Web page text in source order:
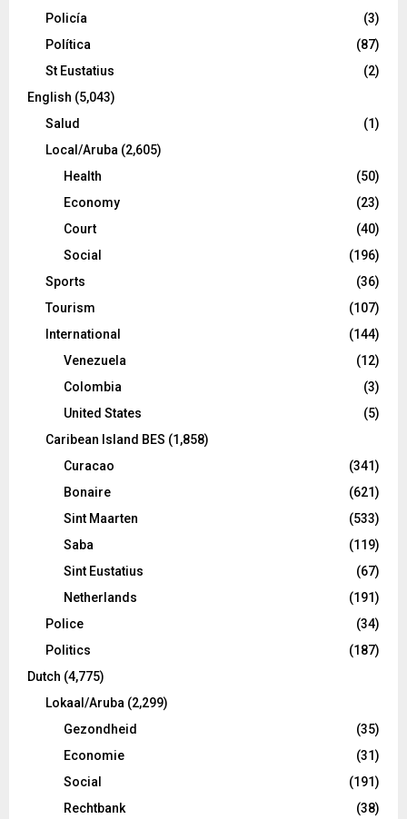
Policía
(3)
Política
(87)
St Eustatius
(2)
English (5,043)
Salud
(1)
Local/Aruba (2,605)
Health
(50)
Economy
(23)
Court
(40)
Social
(196)
Sports
(36)
Tourism
(107)
International
(144)
Venezuela
(12)
Colombia
(3)
United States
(5)
Caribean Island BES (1,858)
Curacao
(341)
Bonaire
(621)
Sint Maarten
(533)
Saba
(119)
Sint Eustatius
(67)
Netherlands
(191)
Police
(34)
Politics
(187)
Dutch (4,775)
Lokaal/Aruba (2,299)
Gezondheid
(35)
Economie
(31)
Social
(191)
Rechtbank
(38)